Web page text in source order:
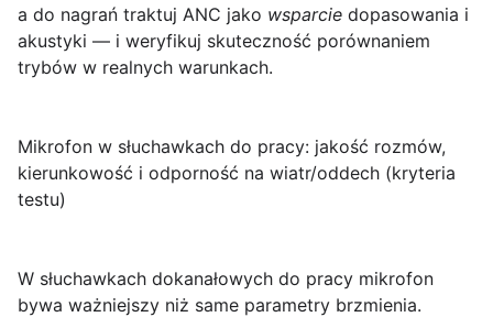
a do nagrań traktuj ANC jako wsparcie dopasowania i
akustyki — i weryfikuj skuteczność porównaniem
trybów w realnych warunkach.
Mikrofon w słuchawkach do pracy: jakość rozmów,
kierunkowość i odporność na wiatr/oddech (kryteria
testu)
W słuchawkach dokanałowych do pracy mikrofon
bywa ważniejszy niż same parametry brzmienia.